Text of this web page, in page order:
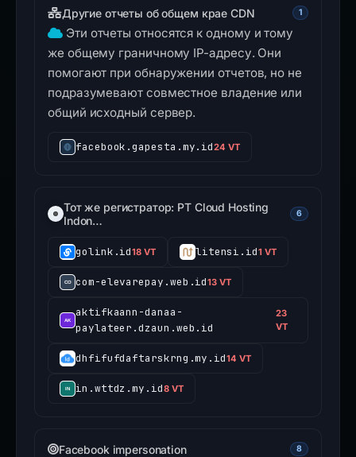
Другие отчеты об общем крае CDN 1
Эти отчеты относятся к одному и тому
же общему граничному IP-адресу. Они
помогают при обнаружении отчетов, но не
подразумевают совместное владение или
общий исходный сервер.
facebook.gapesta.my.id24 VT
Тот же регистратор: PT Cloud Hosting
Indon…
6
golink.id18 VT litensi.id1 VT
com-elevarepay.web.id13 VT
aktifkaann-danaa-
paylateer.dzaun.web.id
23
VT
dhfifufdaftarskrng.my.id14 VT
in.wttdz.my.id8 VT
Facebook impersonation 8